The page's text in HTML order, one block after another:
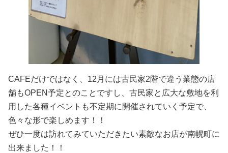
CAFEだけではなく、12月には古民家2階で違う業態の店
舗もOPEN予定とのことですし、古民家と広大な敷地を利
用した各種イベントも不定期に開催されていく予定で、
色々な形で楽しめます！！
ぜひ一度は訪れてみていただきたい素敵なお店が南幌町に
出来ました！！